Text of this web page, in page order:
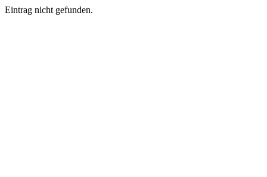
Eintrag nicht gefunden.